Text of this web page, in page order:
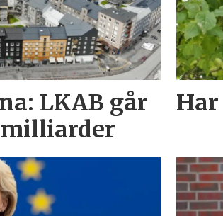
LKAB går
milliarder